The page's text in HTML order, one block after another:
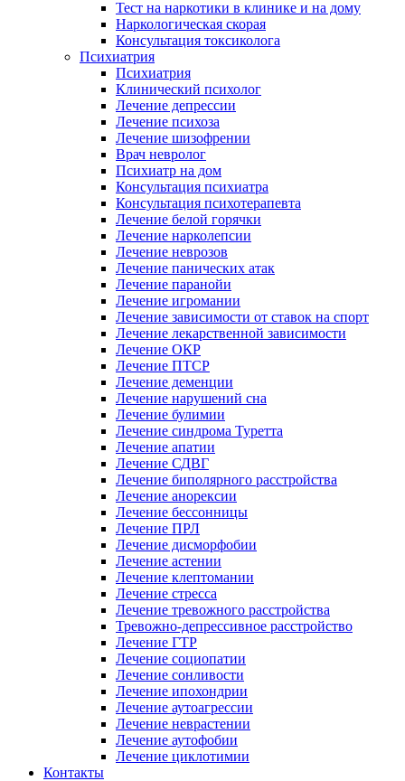
Тест на наркотики в клинике и на дому
Наркологическая скорая
Консультация токсиколога
Психиатрия
Психиатрия
Клинический психолог
Лечение депрессии
Лечение психоза
Лечение шизофрении
Врач невролог
Психиатр на дом
Консультация психиатра
Консультация психотерапевта
Лечение белой горячки
Лечение нарколепсии
Лечение неврозов
Лечение панических атак
Лечение паранойи
Лечение игромании
Лечение зависимости от ставок на спорт
Лечение лекарственной зависимости
Лечение ОКР
Лечение ПТСР
Лечение деменции
Лечение нарушений сна
Лечение булимии
Лечение синдрома Туретта
Лечение апатии
Лечение СДВГ
Лечение биполярного расстройства
Лечение анорексии
Лечение бессонницы
Лечение ПРЛ
Лечение дисморфобии
Лечение астении
Лечение клептомании
Лечение стресса
Лечение тревожного расстройства
Тревожно-депрессивное расстройство
Лечение ГТР
Лечение социопатии
Лечение сонливости
Лечение ипохондрии
Лечение аутоагрессии
Лечение неврастении
Лечение аутофобии
Лечение циклотимии
Контакты